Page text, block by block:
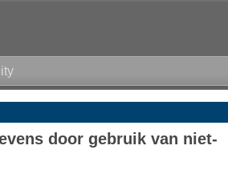
door gebruik van niet-